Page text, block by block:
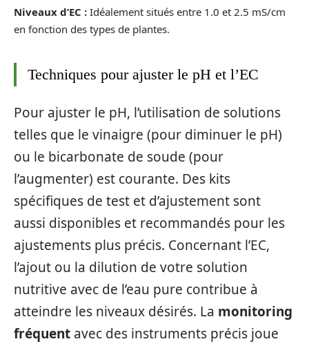
Niveaux d’EC : Idéalement situés entre 1.0 et 2.5 mS/cm
en fonction des types de plantes.
Techniques pour ajuster le pH et l’EC
Pour ajuster le pH, l’utilisation de solutions
telles que le vinaigre (pour diminuer le pH)
ou le bicarbonate de soude (pour
l’augmenter) est courante. Des kits
spécifiques de test et d’ajustement sont
aussi disponibles et recommandés pour les
ajustements plus précis. Concernant l’EC,
l’ajout ou la dilution de votre solution
nutritive avec de l’eau pure contribue à
atteindre les niveaux désirés. La monitoring
fréquent avec des instruments précis joue